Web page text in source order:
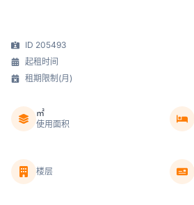
ID 205493
起租时间
租期限制(月)
㎡
使用面积
楼层